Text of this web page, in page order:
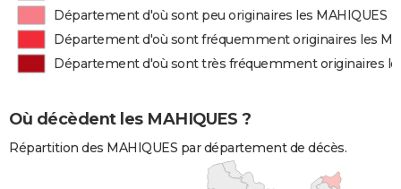
Département d'où sont peu originaires les MAHIQUES
Département d'où sont fréquemment originaires les
Département d'où sont très fréquemment originaires
Où décèdent les MAHIQUES ?
Répartition des MAHIQUES par département de décès.